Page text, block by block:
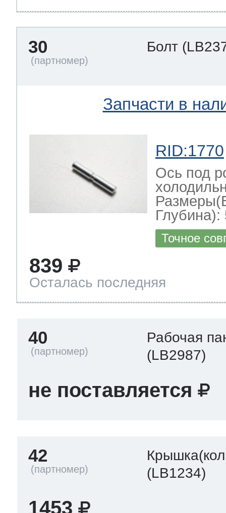
30 Болт
Запчасти в
RID:1770
Ось под
Глубина):
Точное
839
Осталась последняя
40
Рабочая
(LB2987)
не поставляется
42
(LB1234)
1453